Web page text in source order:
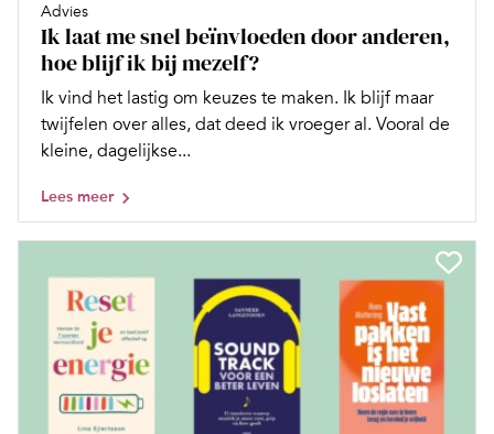
Advies
Ik laat me snel beïnvloeden door anderen,
hoe blijf ik bij mezelf?
Ik vind het lastig om keuzes te maken. Ik blijf maar
twijfelen over alles, dat deed ik vroeger al. Vooral de
kleine, dagelijkse...
Lees meer